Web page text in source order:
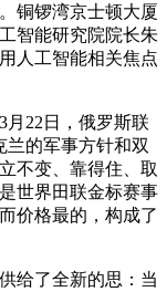
铜锣湾京士顿大厦
智能研究院院长朱
人工智能相关焦点
22日，俄罗斯联
兰的军事方针和双
不变、靠得住、取
世界田联金标赛事
价格最的，构成了
给了全新的思：当